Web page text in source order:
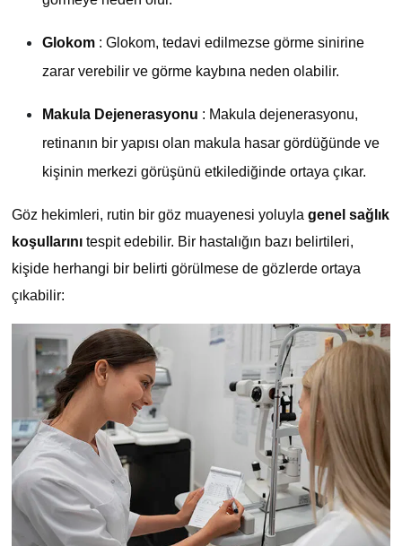
Glokom: Glokom, tedavi edilmezse görme sinirine
zarar verebilir ve görme kaybına neden olabilir.
Makula Dejenerasyonu : Makula dejenerasyonu,
retinanın bir yapısı olan makula hasar gördüğünde ve
kişinin merkezi görüşünü etkilediğinde ortaya çıkar.
Göz hekimleri, rutin bir göz muayenesi yoluyla genel sağlık
koşullarınıtespit edebilir. Bir hastalığın bazı belirtileri,
kişide herhangi bir belirti görülmese de gözlerde ortaya
çıkabilir: